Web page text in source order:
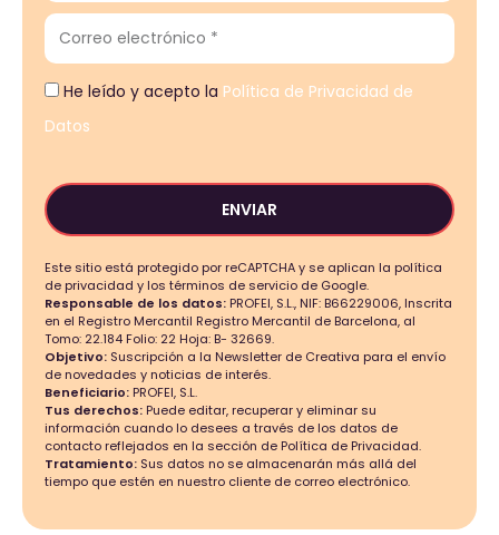
He leído y acepto la Política de Privacidad de
Datos
ENVIAR
Este sitio está protegido por reCAPTCHA y se aplican la política
de privacidad y los términos de servicio de Google.
Responsable de los datos: PROFEI, S.L., NIF: B66229006, Inscrita
en el Registro Mercantil Registro Mercantil de Barcelona, al
Tomo: 22.184 Folio: 22 Hoja: B- 32669.
Objetivo: Suscripción a la Newsletter de Creativa para el envío
de novedades y noticias de interés.
Beneficiario: PROFEI, S.L.
Tus derechos: Puede editar, recuperar y eliminar su
información cuando lo desees a través de los datos de
contacto reflejados en la sección de Política de Privacidad.
Tratamiento: Sus datos no se almacenarán más allá del
tiempo que estén en nuestro cliente de correo electrónico.